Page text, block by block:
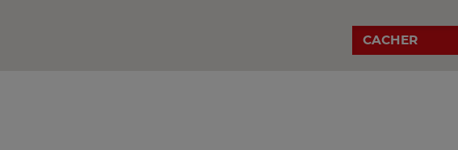
CACHER